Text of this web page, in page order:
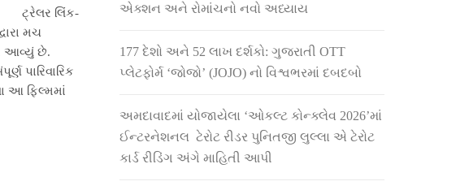
ટ્રેલર લિંક-
મચ
આવ્યું છે.
પારિવારિક
આ ફિલ્મમાં
એક્શન અને રોમાંચનો નવો અધ્યાય
177 દેશો અને 52 લાખ દર્શકો: ગુજરાતી OTT
પ્લેટફોર્મ ‘જોજો’ (JOJO) નો વિશ્વભરમાં દબદબો
અમદાવાદમાં યોજાયેલા ‘ઓકલ્ટ કોન્ક્લેવ 2026’માં
ઈન્ટરનેશનલ ટેરોટ રીડર પુનિતજી લુલ્લા એ ટેરોટ
કાર્ડ રીડિંગ અંગે માહિતી આપી